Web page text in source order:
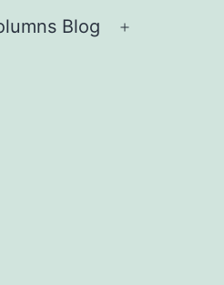
Blog